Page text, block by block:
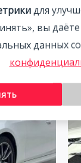
для
вы даёте
данных